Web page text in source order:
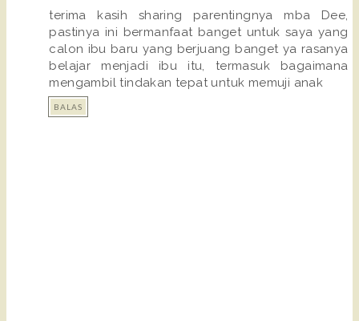
terima kasih sharing parentingnya mba Dee,
pastinya ini bermanfaat banget untuk saya yang
calon ibu baru yang berjuang banget ya rasanya
belajar menjadi ibu itu, termasuk bagaimana
mengambil tindakan tepat untuk memuji anak
BALAS